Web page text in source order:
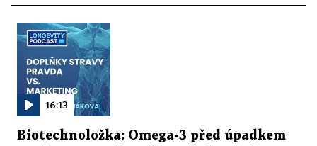
16:13
Biotechnoložka: Omega-3 před úpadkem